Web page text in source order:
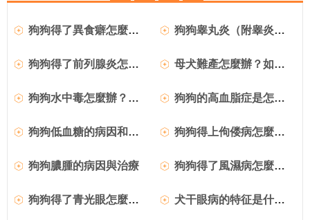
狗狗得了異食癖怎麼辦？ 狗狗睾丸炎（附睾炎）的臨床症狀
狗狗得了前列腺炎怎麼辦？ 母犬難產怎麼辦？如何處理難產的狗狗？
狗狗水中毒怎麼辦？如何治療？ 狗狗的高血脂症是怎麼回事？
狗狗低血糖的病因和臨床症狀 狗狗得上佝偻病怎麼辦？
狗狗膿腫的病因與治療 狗狗得了風濕病怎麼辦？如何治療犬風濕病？
狗狗得了青光眼怎麼辦？ 犬干眼病的特征是什麼？狗狗得了干眼病怎麼辦？